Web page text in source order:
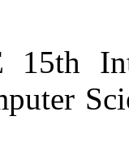
15th